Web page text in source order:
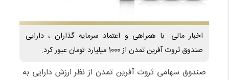
اخبار مالی: با همراهی و اعتماد سرمایه گذاران ، دارایی
صندوق ثروت آفرین تمدن از 1000 میلیارد تومان عبور کرد.
صندوق سهامی ثروت آفرین تمدن از نظر ارزش دارایی به